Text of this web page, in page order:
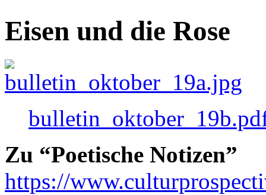
Eisen und die Rose
Zu “Poetische Notizen”
https://